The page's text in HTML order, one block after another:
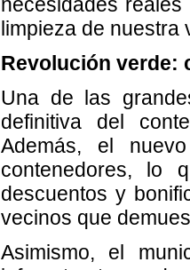
limpieza de nuestra
Revolución verde:
Una de las
definitiva del
Además, el
contenedores, lo
descuentos y
vecinos que
Asimismo, el